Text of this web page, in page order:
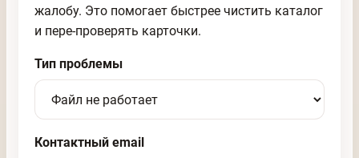
жалобу. Это помогает быстрее чистить каталог
и пере-проверять карточки.
Тип проблемы
Контактный email